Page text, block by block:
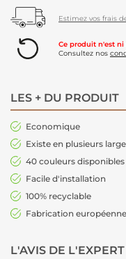
Estimez vos frais
Ce produit n'est
Consultez nos
LES + DU PRODUIT
Economique
Existe en plusieurs
40 couleurs disponibles
Facile d'installation
100% recyclable
Fabrication européenne
L'AVIS DE L'EXPERT